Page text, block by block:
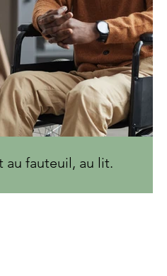
au fauteuil, au lit.